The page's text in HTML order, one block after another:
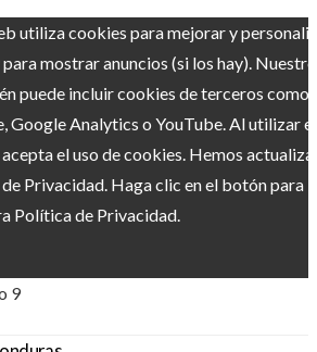
utiliza cookies para mejorar y
mostrar anuncios (si los hay). Nuestro
puede incluir cookies de terceros como
Google Analytics o YouTube. Al utilizar el
el uso de cookies. Hemos
Privacidad. Haga clic en el botón para
Política de Privacidad.
9